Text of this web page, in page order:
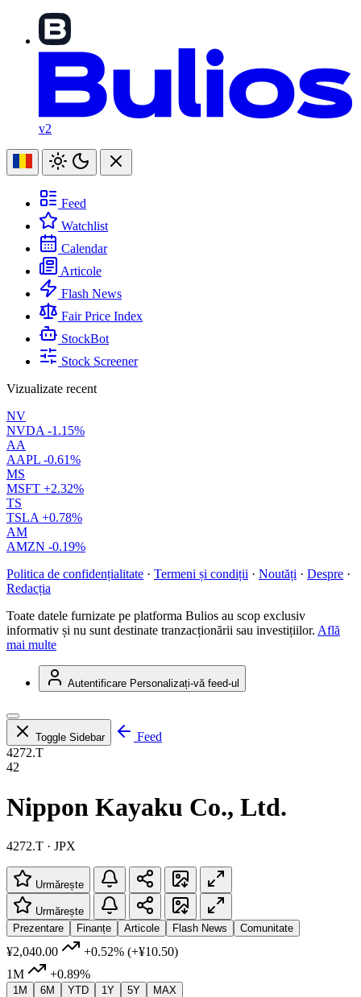
v2
Feed
Watchlist
Calendar
Articole
Flash News
Fair Price Index
StockBot
Stock Screener
Vizualizate recent
NV
NVDA -1.15%
AA
AAPL -0.61%
MS
MSFT +2.32%
TS
TSLA +0.78%
AM
AMZN -0.19%
Politica de confidențialitate · Termeni și condiții · Noutăți · Despre ·
Redacția
Toate datele furnizate pe platforma Bulios au scop exclusiv
informativ și nu sunt destinate tranzacționării sau investițiilor. Află
mai multe
Autentificare Personalizați-vă feed-ul
Toggle Sidebar
Feed
4272.T
42
Nippon Kayaku Co., Ltd.
4272.T · JPX
Urmărește
Urmărește
Prezentare
Finanțe Articole Flash News Comunitate
¥2,040.00 +0.52% (+¥10.50)
1M
+0.89%
1M 6M YTD 1Y 5Y MAX